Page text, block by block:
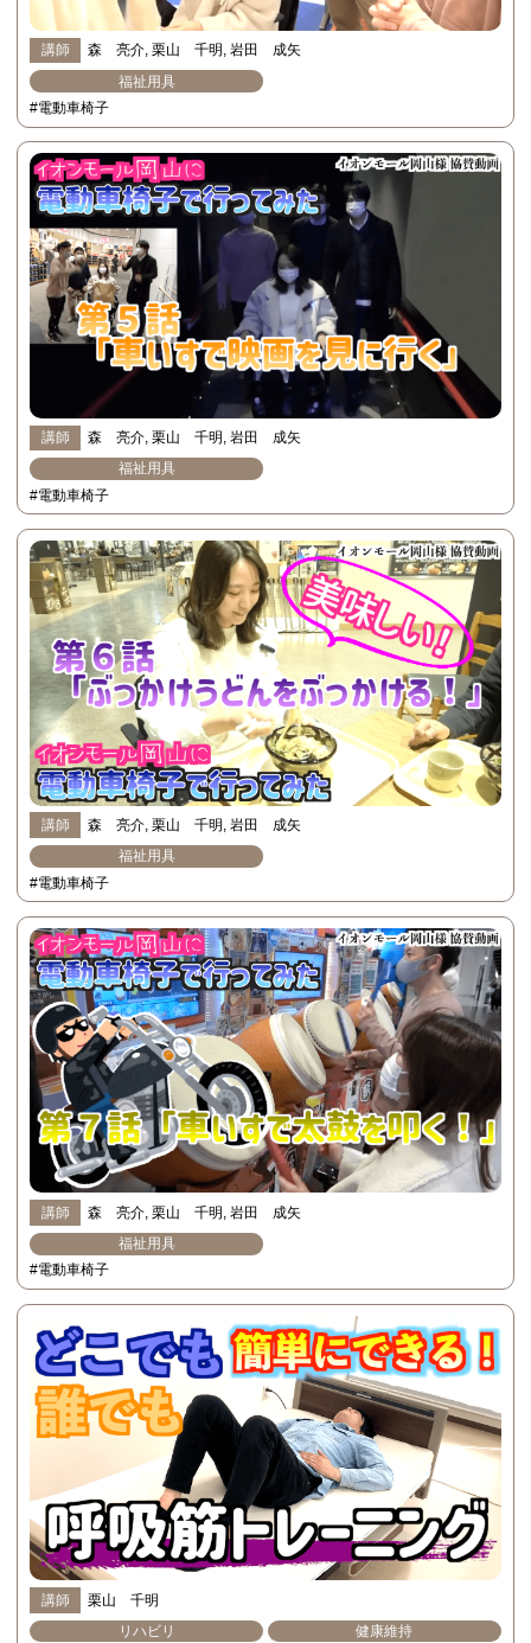
講師 森 亮介 栗山 千明
岩田 成矢
福祉用具
#電動車椅子
講師 森 亮介 栗山 千明
岩田 成矢
福祉用具
#電動車椅子
講師 森 亮介 栗山 千明
岩田 成矢
福祉用具
#電動車椅子
講師 森 亮介 栗山 千明
岩田 成矢
福祉用具
#電動車椅子
講師
栗山 千明
リハビリ
健康維持